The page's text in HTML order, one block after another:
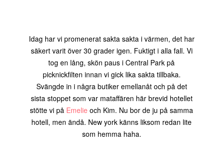
Idag har vi promenerat sakta sakta i värmen, det har
säkert varit över 30 grader igen. Fuktigt i alla fall. Vi
tog en lång, skön paus i Central Park på
picknickfilten innan vi gick lika sakta tillbaka.
Svängde in i några butiker emellanåt och på det
sista stoppet som var mataffären här brevid hotellet
stötte vi på Emelie och Kim. Nu bor de ju på samma
hotell, men ändå. New york känns liksom redan lite
som hemma haha.